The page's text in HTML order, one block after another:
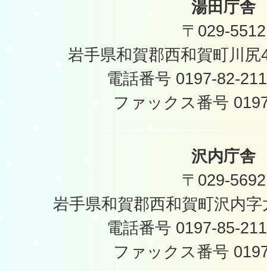
湯田庁舎
〒029-5512
岩手県和賀郡西和賀町川
電話番号 0197-82-
ファックス番号
沢内庁舎
〒029-5692
岩手県和賀郡西和賀町沢内
電話番号 0197-85-
ファックス番号